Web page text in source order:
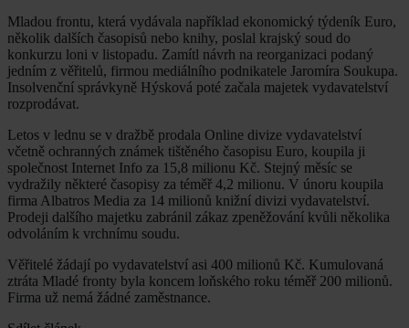
Mladou frontu, která vydávala například ekonomický týdeník Euro,
několik dalších časopisů nebo knihy, poslal krajský soud do
konkurzu loni v listopadu. Zamítl návrh na reorganizaci podaný
jedním z věřitelů, firmou mediálního podnikatele Jaromíra Soukupa.
Insolvenční správkyně Hýsková poté začala majetek vydavatelství
rozprodávat.
Letos v lednu se v dražbě prodala Online divize vydavatelství
včetně ochranných známek tištěného časopisu Euro, koupila ji
společnost Internet Info za 15,8 milionu Kč. Stejný měsíc se
vydražily některé časopisy za téměř 4,2 milionu. V únoru koupila
firma Albatros Media za 14 milionů knižní divizi vydavatelství.
Prodeji dalšího majetku zabránil zákaz zpeněžování kvůli několika
odvoláním k vrchnímu soudu.
Věřitelé žádají po vydavatelství asi 400 milionů Kč. Kumulovaná
ztráta Mladé fronty byla koncem loňského roku téměř 200 milionů.
Firma už nemá žádné zaměstnance.